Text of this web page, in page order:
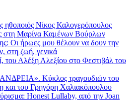
ηθοποιός Νίκος Καλογερόπουλος
στη Μαρίνα Καμένων Βούρλων
Οι ήρωες μου θέλουν να δουν την
στη ζωή, γενικά
του Αλέξη Αλεξίου στο Φεστιβάλ του
Κύκλος τραγουδιών του
και του Γρηγόρη Χαλιακόπουλου
Honest Lullaby, από την Joan